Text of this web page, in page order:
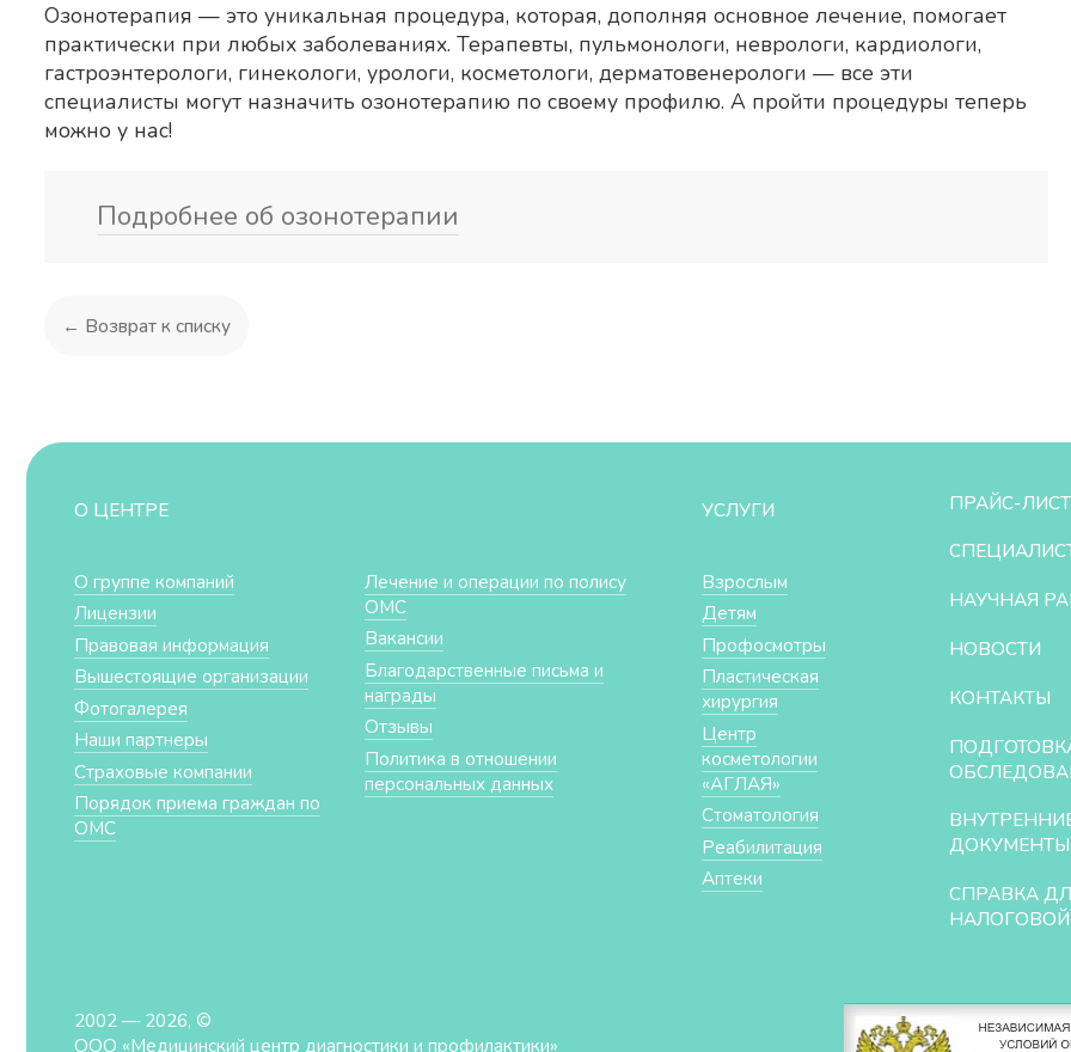
Озонотерапия — это уникальная процедура, которая, дополняя основное лечение, помогает
практически при любых заболеваниях. Терапевты, пульмонологи, неврологи, кардиологи,
гастроэнтерологи, гинекологи, урологи, косметологи, дерматовенерологи — все эти
специалисты могут назначить озонотерапию по своему профилю. А пройти процедуры теперь
можно у нас!
Подробнее об озонотерапии
← Возврат к списку
О ЦЕНТРЕ
О группе компаний
Лицензии
Правовая информация
Вышестоящие организации
Фотогалерея
Наши партнеры
Страховые компании
Порядок приема граждан по
ОМС
Лечение и операции по полису
ОМС
Вакансии
Благодарственные письма и
награды
Отзывы
Политика в отношении
персональных данных
УСЛУГИ
Взрослым
Детям
Профосмотры
Пластическая
хирургия
Центр
косметологии
«АГЛАЯ»
Стоматология
Реабилитация
Аптеки
ПРАЙС-ЛИСТ
НАУЧНАЯ
НОВОСТИ
КОНТАКТЫ
ДОКУМЕНТЫ
СПРАВКА
НАЛОГОВОЙ
2002 — 2026, ©
ООО «Медицинский центр диагностики и профилактики»